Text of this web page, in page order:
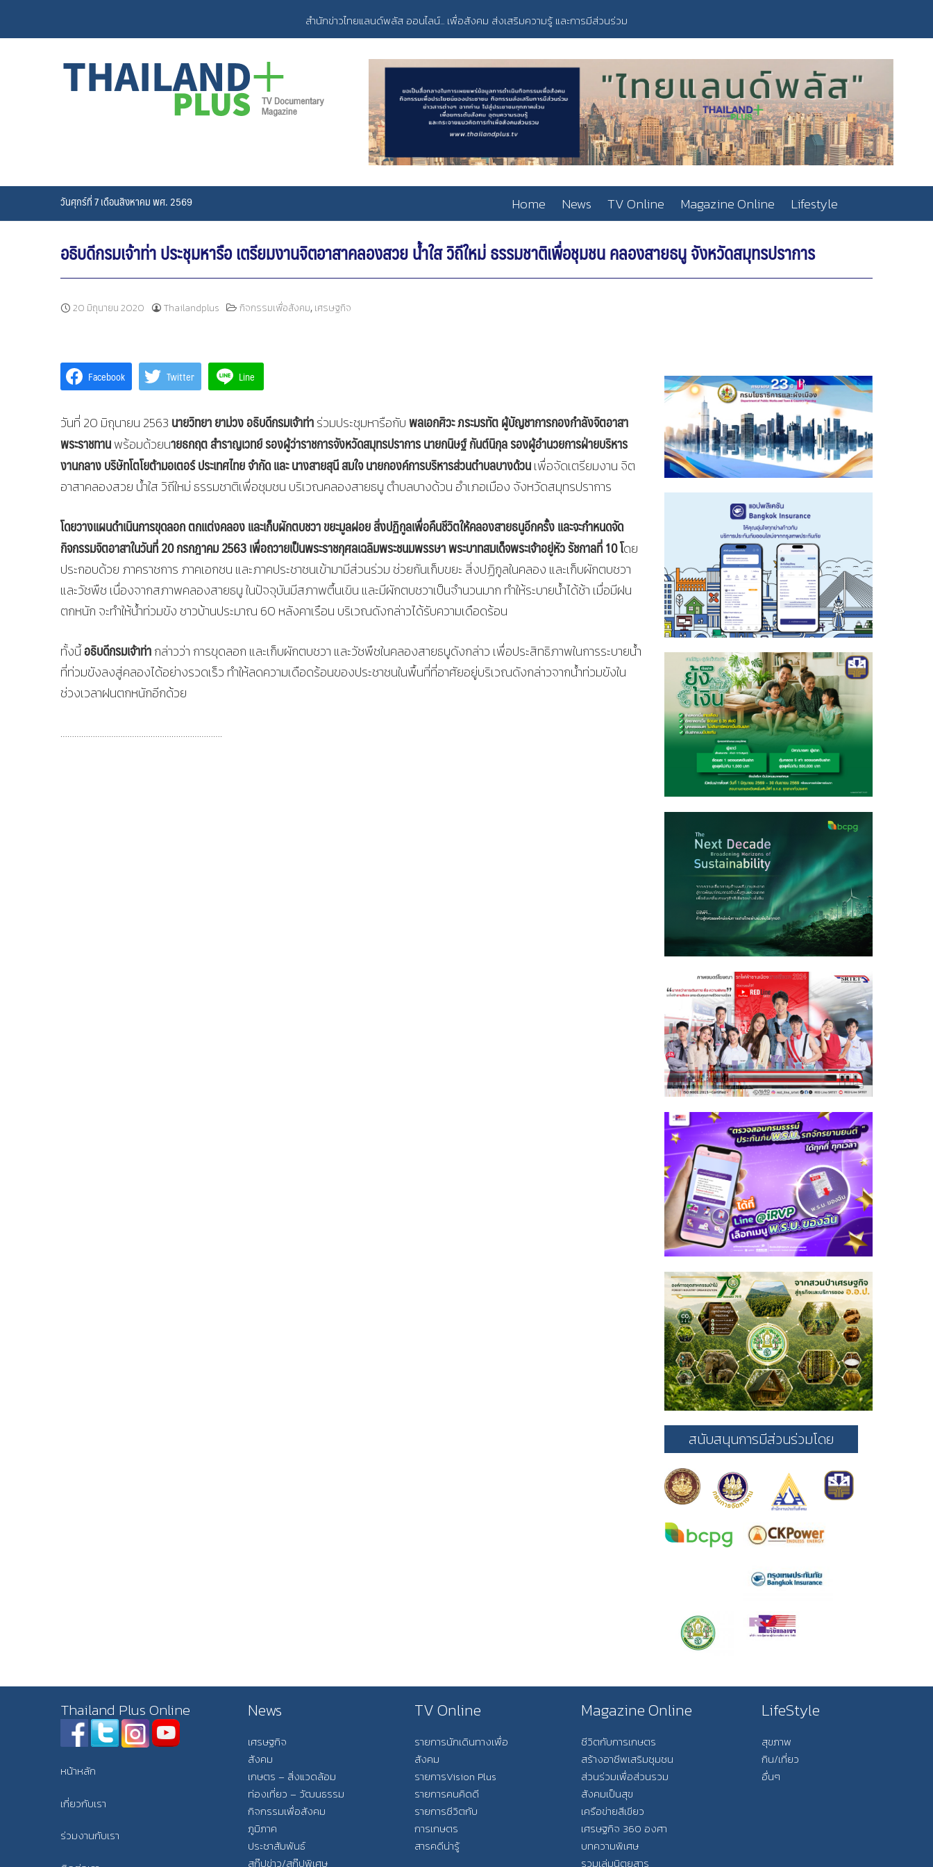
content
สำนักข่าวไทยแลนด์พลัส ออนไลน์... เพื่อสังคม ส่งเสริมความรู้ และการมีส่วนร่วม
วันศุกร์ที่ 7 เดือนสิงหาคม พศ. 2569 Home News TV Online Magazine Online Lifestyle
อธิบดีกรมเจ้าท่า ประชุมหารือ เตรียมงานจิตอาสาคลองสวย น้ำใส วิถีใหม่ ธรรมชาติเพื่อชุมชน คลองสายธนู จังหวัดสมุทรปราการ
20 มิถุนายน 2020 Thailandplus กิจกรรมเพื่อสังคม,เศรษฐกิจ
Facebook Twitter Line
วันที่ 20 มิถุนายน 2563 นายวิทยา ยาม่วง อธิบดีกรมเจ้าท่าร่วมประชุมหารือกับพลเอกศิวะ ภระมรทัต ผู้บัญชาการกองกำลังจิตอาสา
พระราชทานพร้อมด้วยนายธกฤต สำราญเวทย์ รองผู้ว่าราชการจังหวัดสมุทรปราการ นายกนิษฐ์ กันต์นิกุล รองผู้อำนวยการฝ่ายบริหาร
งานกลาง บริษัทโตโยต้ามอเตอร์ ประเทศไทย จำกัด และ นางสายสุนี สมใจ นายกองค์การบริหารส่วนตำบลบางด้วนเพื่อจัดเตรียมงาน จิต
อาสาคลองสวย น้ำใส วิถีใหม่ ธรรมชาติเพื่อชุมชน บริเวณคลองสายธนู ตำบลบางด้วน อำเภอเมือง จังหวัดสมุทรปราการ
โดยวางแผนดำเนินการขุดลอก ตกแต่งคลอง และเก็บผักตบชวา ขยะมูลฝอย สิ่งปฏิกูลเพื่อคืนชีวิตให้คลองสายธนูอีกครั้ง และจะกำหนดจัด
กิจกรรมจิตอาสาในวันที่ 20 กรกฎาคม 2563เพื่อถวายเป็นพระราชกุศลเฉลิมพระชนมพรรษา พระบาทสมเด็จพระเจ้าอยู่หัว รัชกาลที่ 10 โดย
ประกอบด้วย ภาคราชการ ภาคเอกชน และภาคประชาชนเข้ามามีส่วนร่วม ช่วยกันเก็บขยะ สิ่งปฏิกูลในคลอง และเก็บผักตบชวา
และวัชพืช เนื่องจากสภาพคลองสายธนู ในปัจจุบันมีสภาพตื้นเขิน และมีผักตบชวาเป็นจำนวนมาก ทำให้ระบายน้ำได้ช้า เมื่อมีฝน
ตกหนัก จะทำให้น้ำท่วมขัง ชาวบ้านประมาณ 60 หลังคาเรือน บริเวณดังกล่าวได้รับความเดือดร้อน
ทั้งนี้อธิบดีกรมเจ้าท่ากล่าวว่า การขุดลอก และเก็บผักตบชวา และวัชพืชในคลองสายธนูดังกล่าว เพื่อประสิทธิภาพในการระบายน้ำ
ที่ท่วมขังลงสู่คลองได้อย่างรวดเร็ว ทำให้ลดความเดือดร้อนของประชาชนในพื้นที่ที่อาศัยอยู่บริเวณดังกล่าวจากน้ำท่วมขังใน
ช่วงเวลาฝนตกหนักอีกด้วย
…………………………………………………………….
สนับสนุนการมีส่วนร่วมโดย
Thailand Plus Online
หน้าหลัก
เกี่ยวกับเรา
ร่วมงานกับเรา
News
เศรษฐกิจ
สังคม
เกษตร – สิ่งแวดล้อม
ท่องเที่ยว – วัฒนธรรม
กิจกรรมเพื่อสังคม
ภูมิภาค
ประชาสัมพันธ์
สกู๊ปข่าว/สกู๊ปพิเศษ
TV Online
รายการนักเดินทางเพื่อ
สังคม
รายการVision Plus
รายการคนคิดดี
รายการชีวิตกับ
การเกษตร
สารคดีน่ารู้
Magazine Online
ชีวิตกับการเกษตร
สร้างอาชีพเสริมชุมชน
ส่วนร่วมเพื่อส่วนรวม
สังคมเป็นสุข
เครือข่ายสีเขียว
เศรษฐกิจ 360 องศา
บทความพิเศษ
รวมเล่มนิตยสาร
LifeStyle
สุขภาพ
กิน/เที่ยว
อื่นๆ